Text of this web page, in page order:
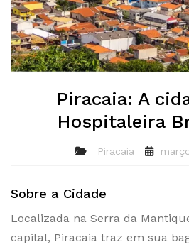
Piracaia: A
Hospitaleira
Piracaia
Sobre a Cidade
Localizada na Serra da
capital, Piracaia traz em sua